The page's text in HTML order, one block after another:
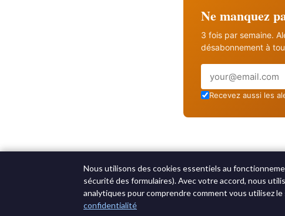
Ne manquez
3 fois par semaine.
désabonnement à
Email
Recevez aussi les
Nous utilisons des cookies essentiels au
sécurité des formulaires). Avec votre accord, nous
analytiques pour comprendre comment vous utilisez le
confidentialité